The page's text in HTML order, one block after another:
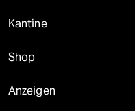
Kantine
Shop
Anzeigen